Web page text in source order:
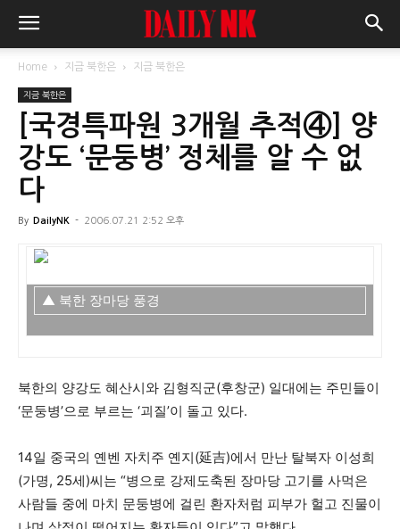
Home 지금 북한은 지금 북한은
지금 북한은
[국경특파원 3개월 추적④] 양
강도 ‘문둥병’ 정체를 알 수 없
다
By DailyNK - 2006.07.21 2:52 오후
▲ 북한 장마당 풍경
북한의 양강도 혜산시와 김형직군(후창군) 일대에는 주민들이
‘문둥병’으로 부르는 ‘괴질’이 돌고 있다.
14일 중국의 옌벤 자치주 옌지(延吉)에서 만난 탈북자 이성희
(가명, 25세)씨는 “병으로 강제도축된 장마당 고기를 사먹은
사람들 중에 마치 문둥병에 걸린 환자처럼 피부가 헐고 진물이